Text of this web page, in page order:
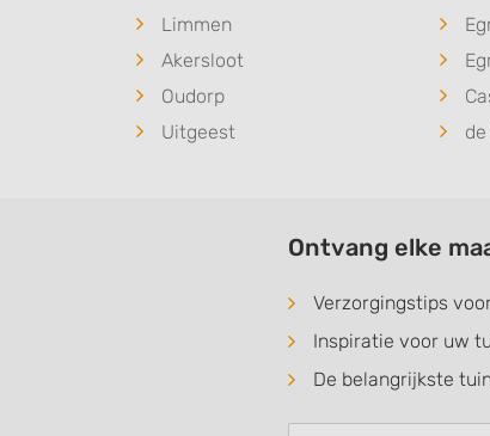
Limmen
Akersloot
Oudorp
Uitgeest
Ontvang elke
Verzorgingstips
Inspiratie voor uw
De belangrijkste